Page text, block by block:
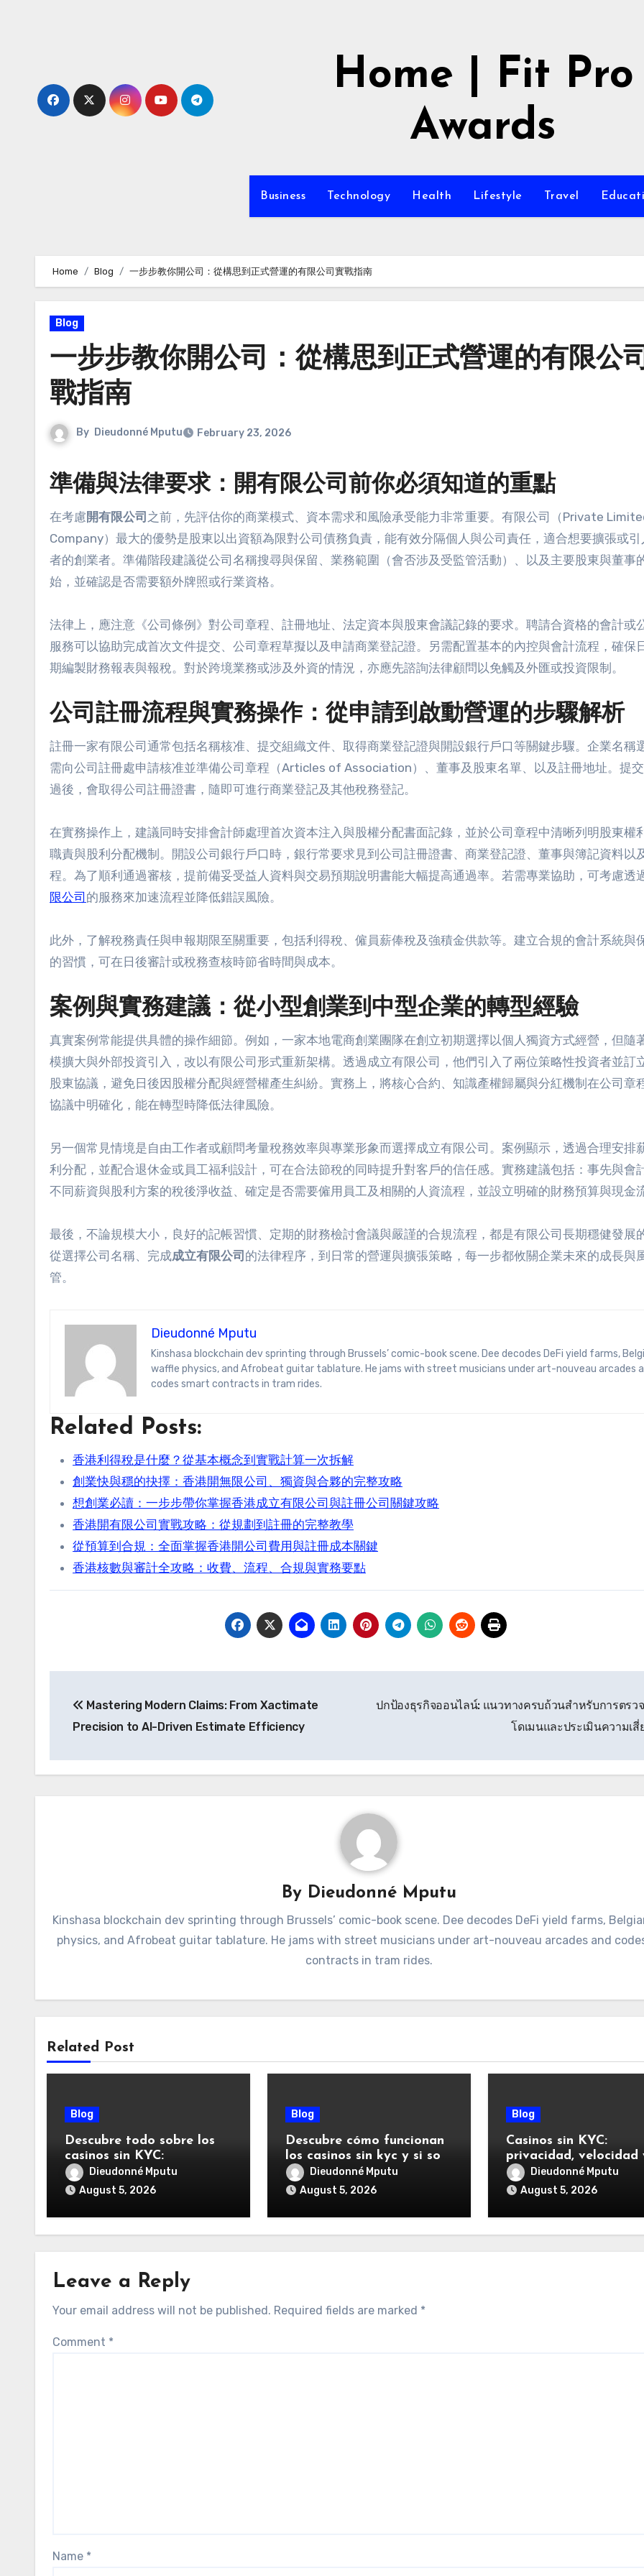
Home | Fit Pro
Awards
Business Technology Health Lifestyle Travel
Home Blog 一步步教你開公司：從構思到正式營運的有限公司實戰指南
Blog
一步步教你開公司：從構思到正式營運的有限公
戰指南
By Dieudonné Mputu February 23, 2026
準備與法律要求：開有限公司前你必須知道的重點
在考慮 開有限公司 之前，先評估你的商業模式、資本需求和風險承受能力非常重要。有限公司（Private
Company）最大的優勢是股東以出資額為限對公司債務負責，能有效分隔個人與公司責任，適合想要擴張或
者的創業者。準備階段建議從公司名稱搜尋與保留、業務範圍（會否涉及受監管活動）、以及主要股東與董事
始，並確認是否需要額外牌照或行業資格。
法律上，應注意《公司條例》對公司章程、註冊地址、法定資本與股東會議記錄的要求。聘請合資格的會計或
服務可以協助完成首次文件提交、公司章程草擬以及申請商業登記證。另需配置基本的內控與會計流程，確保
期編製財務報表與報稅。對於跨境業務或涉及外資的情況，亦應先諮詢法律顧問以免觸及外匯或投資限制。
公司註冊流程與實務操作：從申請到啟動營運的步驟解析
註冊一家有限公司通常包括名稱核准、提交組織文件、取得商業登記證與開設銀行戶口等關鍵步驟。企業名稱
需向公司註冊處申請核准並準備公司章程（Articles of Association）、董事及股東名單、以及註冊地址。提
過後，會取得公司註冊證書，隨即可進行商業登記及其他稅務登記。
在實務操作上，建議同時安排會計師處理首次資本注入與股權分配書面記錄，並於公司章程中清晰列明股東權
職責與股利分配機制。開設公司銀行戶口時，銀行常要求見到公司註冊證書、商業登記證、董事與簿記資料以
程。為了順利通過審核，提前備妥受益人資料與交易預期說明書能大幅提高通過率。若需專業協助，可考慮透
限公司 的服務來加速流程並降低錯誤風險。
此外，了解稅務責任與申報期限至關重要，包括利得稅、僱員薪俸稅及強積金供款等。建立合規的會計系統與
的習慣，可在日後審計或稅務查核時節省時間與成本。
案例與實務建議：從小型創業到中型企業的轉型經驗
真實案例常能提供具體的操作細節。例如，一家本地電商創業團隊在創立初期選擇以個人獨資方式經營，但隨
模擴大與外部投資引入，改以有限公司形式重新架構。透過成立有限公司，他們引入了兩位策略性投資者並訂
股東協議，避免日後因股權分配與經營權產生糾紛。實務上，將核心合約、知識產權歸屬與分紅機制在公司章
協議中明確化，能在轉型時降低法律風險。
另一個常見情境是自由工作者或顧問考量稅務效率與專業形象而選擇成立有限公司。案例顯示，透過合理安排
利分配，並配合退休金或員工福利設計，可在合法節稅的同時提升對客戶的信任感。實務建議包括：事先與會
不同薪資與股利方案的稅後淨收益、確定是否需要僱用員工及相關的人資流程，並設立明確的財務預算與現金
最後，不論規模大小，良好的記帳習慣、定期的財務檢討會議與嚴謹的合規流程，都是有限公司長期穩健發展
從選擇公司名稱、完成成立有限公司 的法律程序，到日常的營運與擴張策略，每一步都攸關企業未來的成長與
管。
Dieudonné Mputu
Kinshasa blockchain dev sprinting through Brussels’ comic-book scene. Dee decodes DeFi yield farms, Belgian
waffle physics, and Afrobeat guitar tablature. He jams with street musicians under art-nouveau arcades
codes smart contracts in tram rides.
Related Posts:
香港利得稅是什麼？從基本概念到實戰計算一次拆解
創業快與穩的抉擇：香港開無限公司、獨資與合夥的完整攻略
想創業必讀：一步步帶你掌握香港成立有限公司與註冊公司關鍵攻略
香港開有限公司實戰攻略：從規劃到註冊的完整教學
從預算到合規：全面掌握香港開公司費用與註冊成本關鍵
香港核數與審計全攻略：收費、流程、合規與實務要點
navigation
Mastering Modern Claims: From Xactimate
Precision to AI-Driven Estimate Efficiency
ปกป้องธุรกิจออนไลน์: แนวทางครบถ้วนสำหรับการตรว
โดเมนและประเมินความเสี่
By Dieudonné Mputu
Kinshasa blockchain dev sprinting through Brussels’ comic-book scene. Dee decodes DeFi yield farms,
physics, and Afrobeat guitar tablature. He jams with street musicians under art-nouveau arcades and
contracts in tram rides.
Related Post
Blog
Descubre todo sobre los
casinos sin KYC:
funcionamiento, ventajas y
riesgos
Dieudonné Mputu
August 5, 2026
Blog
Descubre cómo funcionan
los casinos sin kyc y si son
adecuados para ti
Dieudonné Mputu
August 5, 2026
Blog
Casinos sin KYC:
privacidad, velocidad
qué debes saber
jugar
Dieudonné Mputu
August 5, 2026
Leave a Reply
Your email address will not be published. Required fields are marked *
Comment *
Name *